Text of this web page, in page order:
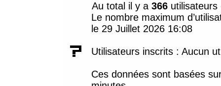
Au total il y a 366
Le nombre maximum
le 29 Juillet 2026 16:08
Utilisateurs inscrits : Aucun
Ces données sont basées